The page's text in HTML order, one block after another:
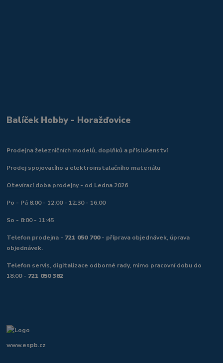
Balíček Hobby - Horažďovice
Prodejna železničních modelů, doplňků a příslušenství
Prodej spojovacího a elektroinstalačního materiálu
Otevírací doba prodejny - od Ledna 2026
Po - Pá 8:00 - 12:00 - 12:30 - 16:00
So - 8:00 - 11:45
Telefon prodejna - 721 050 700- příprava objednávek, úprava
objednávek.
Telefon servis, digitalizace odborné rady, mimo pracovní dobu do
18:00 - 721 050 382
www.espb.cz